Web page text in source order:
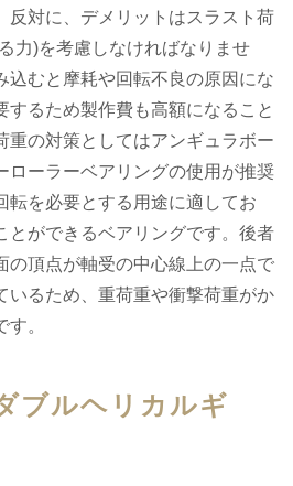
反対に、デメリットはスラスト荷
力)を考慮しなければなりませ
込むと摩耗や回転不良の原因にな
するため製作費も高額になること
重の対策としてはアンギュラボー
ローラーベアリングの使用が推奨
転を必要とする用途に適してお
とができるベアリングです。後者
の頂点が軸受の中心線上の一点で
いるため、重荷重や衝撃荷重がか
。
ブルヘリカルギ